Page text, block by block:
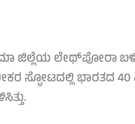
ಜಿಲ್ಲೆಯ ಲೇಥ್‌ಪೋರಾ
ಸ್ಫೋಟದಲ್ಲಿ ಭಾರತದ 40